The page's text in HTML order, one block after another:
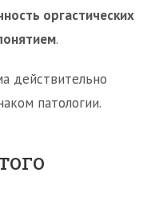
оргастических
.
действительно
патологии.